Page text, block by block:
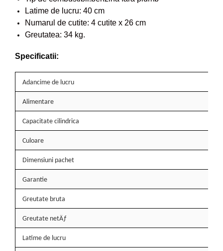
Pompe de apa
Furtunuri
Pompe de apa de suprafata
Pompe recirculare
Pompe submersibile
Sisteme de irigat si stropit
Timp liber
Accesorii pentru ATV
Alte vehicule electrice
ATV-uri
Biciclete
Tocatoare resturi vegetale
Despicatoare de lemne
Granulatoare de furaje
Latime de lucru: 40 cm
Numarul de cutite: 4 cutite x 26 cm
Greutatea: 34 kg.
Specificatii:
Adancime de lucru
Alimentare
Capacitate cilindrica
Culoare
Dimensiuni pachet
Garantie
Greutate bruta
Greutate netÄƒ
Latime de lucru